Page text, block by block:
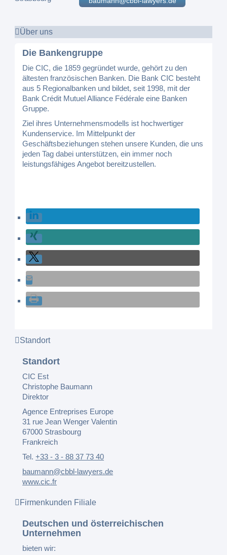
Über uns
Die Bankengruppe
Die CIC, die 1859 gegründet wurde, gehört zu den
ältesten französischen Banken. Die Bank CIC besteht
aus 5 Regionalbanken und bildet, seit 1998, mit der
Bank Crédit Mutuel Alliance Fédérale eine Banken
Gruppe.
Ziel ihres Unternehmensmodells ist hochwertiger
Kundenservice. Im Mittelpunkt der
Geschäftsbeziehungen stehen unsere Kunden, die uns
jeden Tag dabei unterstützen, ein immer noch
leistungsfähiges Angebot bereitzustellen.
Standort
Standort
CIC Est
Christophe Baumann
Direktor
Agence Entreprises Europe
31 rue Jean Wenger Valentin
67000 Strasbourg
Frankreich
Tel.+33 - 3 - 88 37 73 40
baumann@cbbl-lawyers.de
www.cic.fr
Firmenkunden Filiale
Deutschen und österreichischen
Unternehmen
bieten wir: